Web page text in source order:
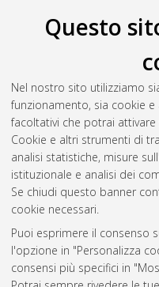
Questo
Nel nostro sito utilizziamo
funzionamento, sia cookie
facoltativi che potrai
Cookie e altri strumenti di
analisi statistiche, misure
istituzionale e analisi dei
Se chiudi questo banner
cookie necessari.
Puoi esprimere il consenso
l'opzione in "Personalizza
consensi più specifici in
Salva
Il full-text non è disponibile
Altri
Gestione
Atom
Rss 1.0